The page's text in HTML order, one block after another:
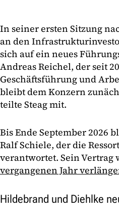
In seiner ersten Sitzung
an den
sich auf ein neues
Andreas Reichel, der seit
Geschäftsführung und
bleibt dem Konzern
teilte Steag mit.
Bis Ende September 2026
Ralf Schiele, der die
verantwortet. Sein Vertrag
vergangenen Jahr
Hildebrand und Diehlke